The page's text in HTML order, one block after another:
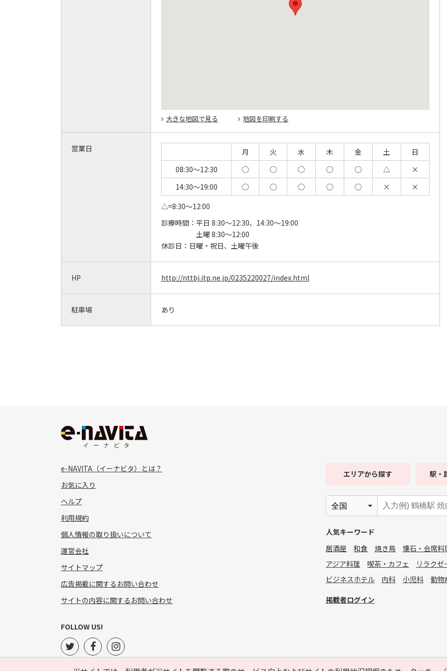
大きな地図で見る 地図を印刷する
営業日 月 火 水 木 金 土
日
08:30～12:30
◯ ◯ ◯ ◯ ◯ △
×
14:30～19:00
◯ ◯ ◯ ◯ ◯ ×
×
△=8:30～12:00
診療時間： 平日 8:30～12:30、14:30～19:00
土曜 8:30～12:00
休診日： 日曜・祝日、土曜午後
HP http://nttbj.itp.ne.jp/0235220027/index.html
駐車場 あり
e-NAVITA（イーナビタ）とは？
お気に入り
ヘルプ
利用規約
個人情報の取り扱いについて
運営会社
サイトマップ
広告掲載に関するお問い合わせ
サイトの内容に関するお問い合わせ
エリアから探す 駅・
人気キーワード
居酒屋
和食 焼き鳥 懐石・会席料
アジア料理
喫茶・カフェ リラクゼ
ビジネスホテル
内科 小児科 動物
掲載者ログイン
FOLLOW US!